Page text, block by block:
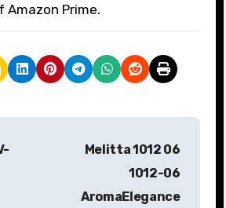
Prime.
Melitta 1012 06
1012-06
AromaElegance